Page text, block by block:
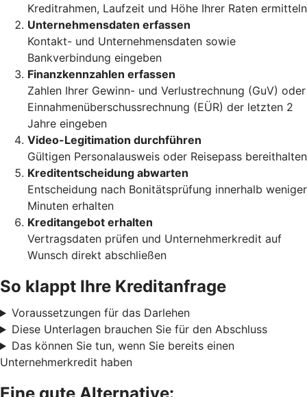
Kreditrahmen, Laufzeit und Höhe Ihrer Raten ermitteln
Unternehmensdaten erfassen
Kontakt- und Unternehmensdaten sowie
Bankverbindung eingeben
Finanzkennzahlen erfassen
Zahlen Ihrer Gewinn- und Verlustrechnung (GuV) oder
Einnahmenüberschussrechnung (EÜR) der letzten 2
Jahre eingeben
Video-Legitimation durchführen
Gültigen Personalausweis oder Reisepass bereithalten
Kreditentscheidung abwarten
Entscheidung nach Bonitätsprüfung innerhalb weniger
Minuten erhalten
Kreditangebot erhalten
Vertragsdaten prüfen und Unternehmerkredit auf
Wunsch direkt abschließen
So klappt Ihre Kreditanfrage
Voraussetzungen für das Darlehen
Diese Unterlagen brauchen Sie für den Abschluss
Das können Sie tun, wenn Sie bereits einen
Unternehmerkredit haben